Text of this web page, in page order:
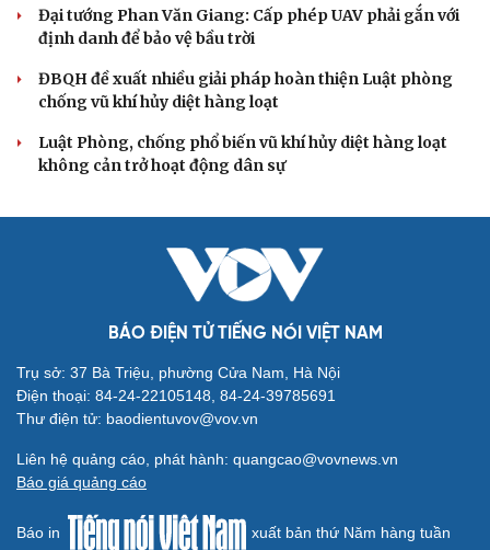
Điểm mới đột phá trong Chỉ thị số 07 về thực hành tư
tưởng, phong cách Hồ Chí Minh
Đảng ủy các cơ quan Đảng Trung ương xây dựng phần
mềm đánh giá cán bộ theo KPI
Đồng chí Trần Cẩm Tú: Bộ chỉ số đánh giá công việc
phải đo được kết quả thực chất
Bộ Chính trị: Giải thể hội quần chúng hoạt động kém
Petrovietnam phải có “hàng rào” kiểm soát
Đề xuất tăng tuổi nghỉ hưu sĩ quan quân đội, tùy đặc thù
Đại tướng Phan Văn Giang: Cấp phép UAV phải gắn với